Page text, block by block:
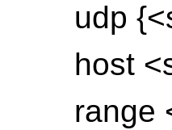
udp
host
range